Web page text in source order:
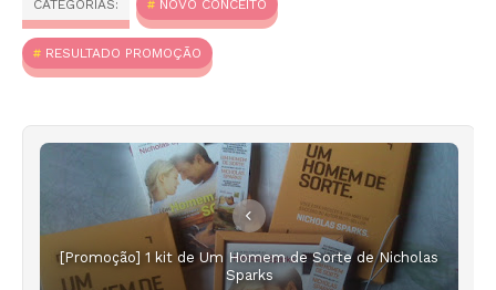
CATEGORIAS: NOVO CONCEITO
RESULTADO PROMOÇÃO
[Promoção] 1 kit de Um Homem de Sorte de Nicholas
Sparks